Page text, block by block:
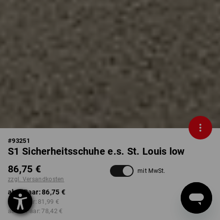
#93251
S1 Sicherheitsschuhe e.s. St. Louis low
86,75 €
zzgl. Versandkosten
mit MwSt.
ab 1 Paar:86,75 €
ab 3 Paar: 81,99 €
ab 10 Paar: 78,42 €